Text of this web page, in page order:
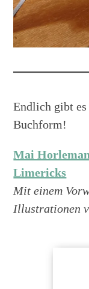
Endlich gibt
Buchform!
Mai
Limericks
Mit einem
Illustrationen